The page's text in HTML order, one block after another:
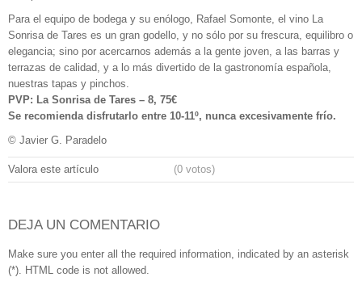
Para el equipo de bodega y su enólogo, Rafael Somonte, el vino La
Sonrisa de Tares es un gran godello, y no sólo por su frescura, equilibro o
elegancia; sino por acercarnos además a la gente joven, a las barras y
terrazas de calidad, y a lo más divertido de la gastronomía española,
nuestras tapas y pinchos.
PVP: La Sonrisa de Tares – 8, 75€
Se recomienda disfrutarlo entre 10-11º, nunca excesivamente frío.
© Javier G. Paradelo
Valora este artículo (0 votos)
DEJA UN COMENTARIO
Make sure you enter all the required information, indicated by an asterisk
(*). HTML code is not allowed.